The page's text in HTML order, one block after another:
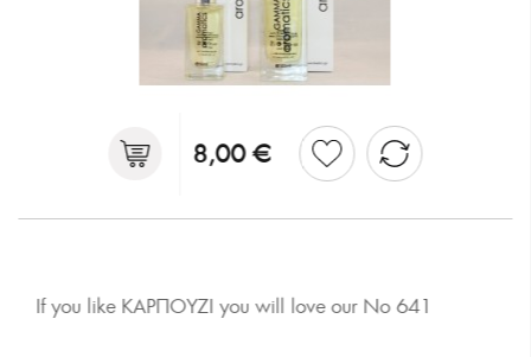
8,00 €
If you like ΚΑΡΠΟΥΖΙ you will love our No 641